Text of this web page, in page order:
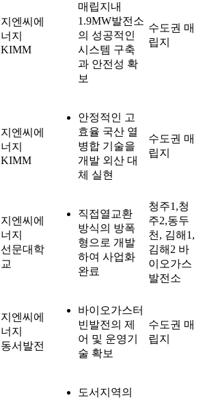
지엔씨에
너지
KIMM
매립지내
1.9MW발전소
의 성공적인
시스템 구축
과 안전성 확
보
수도권 매
립지
지엔씨에
너지
KIMM
안정적인 고
효율 국산 열
병합 기술을
개발 외산 대
체 실현
수도권 매
립지
지엔씨에
너지
선문대학
교
직접열교환
방식의 방폭
형으로 개발
하여 사업화
완료
청주1,청
주2,동두
천, 김해1,
김해2 바
이오가스
발전소
지엔씨에
너지
동서발전
바이오가스터
빈발전의 제
어 및 운영기
술 확보
수도권 매
립지
도서지역의